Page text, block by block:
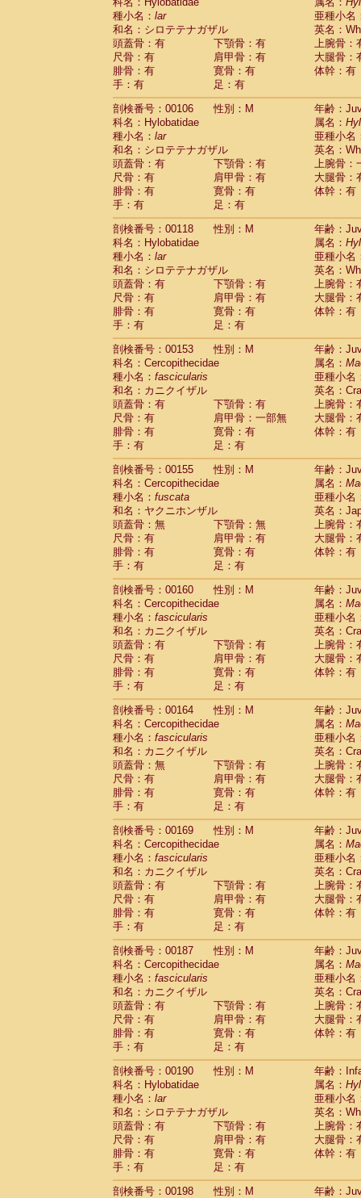
種小名： lar
亜種小名
和名：シロテテナガザル
英名：
頭蓋骨：有
下顎骨：有
上腕骨：
尺骨：有
肩甲骨：有
大腿骨：
腓骨：有
寛骨：有
体幹：有
手：有
足：有
剖検番号：00106
性別：M
年齢：
科名：Hylobatidae
属名：
種小名： lar
亜種小名
和名：シロテテナガザル
英名：
頭蓋骨：有
下顎骨：有
上腕骨：
尺骨：有
肩甲骨：有
大腿骨：
腓骨：有
寛骨：有
体幹：有
手：有
足：有
剖検番号：00118
性別：M
年齢：
科名：Hylobatidae
属名：
種小名： lar
亜種小名
和名：シロテテナガザル
英名：
頭蓋骨：有
下顎骨：有
上腕骨：
尺骨：有
肩甲骨：有
大腿骨：
腓骨：有
寛骨：有
体幹：有
手：有
足：有
剖検番号：00153
性別：M
年齢：
科名：Cercopithecidae
属名：
種小名： fascicularis
亜種小名
和名：カニクイザル
英名：
頭蓋骨：有
下顎骨：有
上腕骨：
尺骨：有
肩甲骨：一部無
大腿骨：
腓骨：有
寛骨：有
体幹：有
手：有
足：有
剖検番号：00155
性別：M
年齢：
科名：Cercopithecidae
属名：
種小名： fuscata
亜種小名
和名：ヤクニホンザル
英名：
頭蓋骨：無
下顎骨：無
上腕骨：
尺骨：有
肩甲骨：有
大腿骨：
腓骨：有
寛骨：有
体幹：有
手：有
足：有
剖検番号：00160
性別：M
年齢：
科名：Cercopithecidae
属名：
種小名： fascicularis
亜種小名
和名：カニクイザル
英名：
頭蓋骨：有
下顎骨：有
上腕骨：
尺骨：有
肩甲骨：有
大腿骨：
腓骨：有
寛骨：有
体幹：有
手：有
足：有
剖検番号：00164
性別：M
年齢：
科名：Cercopithecidae
属名：
種小名： fascicularis
亜種小名
和名：カニクイザル
英名：
頭蓋骨：無
下顎骨：有
上腕骨：
尺骨：有
肩甲骨：有
大腿骨：
腓骨：有
寛骨：有
体幹：有
手：有
足：有
剖検番号：00169
性別：M
年齢：
科名：Cercopithecidae
属名：
種小名： fascicularis
亜種小名
和名：カニクイザル
英名：
頭蓋骨：有
下顎骨：有
上腕骨：
尺骨：有
肩甲骨：有
大腿骨：
腓骨：有
寛骨：有
体幹：有
手：有
足：有
剖検番号：00187
性別：M
年齢：
科名：Cercopithecidae
属名：
種小名： fascicularis
亜種小名
和名：カニクイザル
英名：
頭蓋骨：有
下顎骨：有
上腕骨：
尺骨：有
肩甲骨：有
大腿骨：
腓骨：有
寛骨：有
体幹：有
手：有
足：有
剖検番号：00190
性別：M
年齢：
科名：Hylobatidae
属名：
種小名： lar
亜種小名
和名：シロテテナガザル
英名：
頭蓋骨：有
下顎骨：有
上腕骨：
尺骨：有
肩甲骨：有
大腿骨：
腓骨：有
寛骨：有
体幹：有
手：有
足：有
剖検番号：00198
性別：M
年齢：